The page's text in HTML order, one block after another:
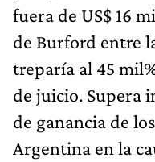
fuera de US$ 16
de Burford entre
treparía al 45
de juicio. Supera
de ganancia de
Argentina en la